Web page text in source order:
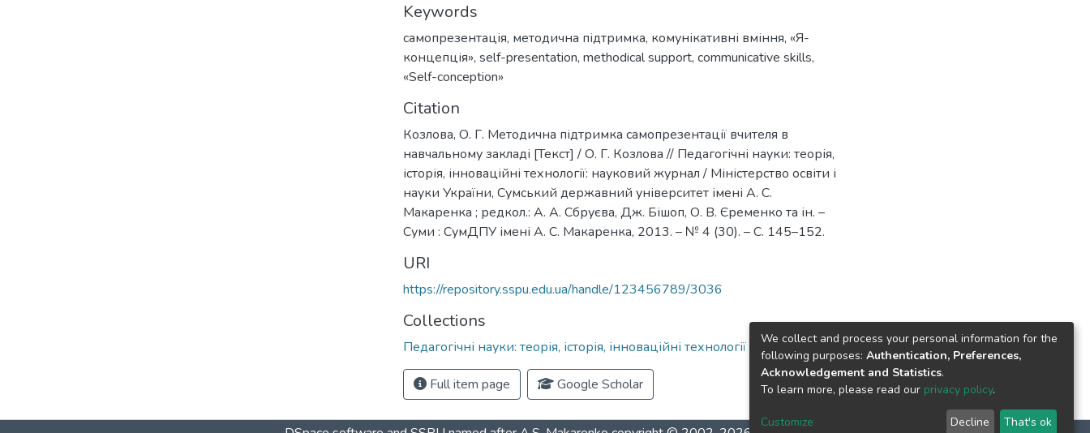
Keywords
самопрезентація, методична підтримка, комунікативні вміння, «Я-
концепція», self-presentation, methodical support, communicative skills,
«Self-conception»
Citation
Козлова, О. Г. Методична підтримка самопрезентації вчителя в
навчальному закладі [Текст] / О. Г. Козлова // Педагогічні науки: теорія,
історія, інноваційні технології: науковий журнал / Міністерство освіти і
науки України, Сумський державний університет імені А. С.
Макаренка ; редкол.: А. А. Сбруєва, Дж. Бішоп, О. В. Єременко та ін. –
Суми : СумДПУ імені А. С. Макаренка, 2013. – № 4 (30). – С. 145–152.
URI
https://repository.sspu.edu.ua/handle/123456789/3036
Collections
Педагогічні науки: теорія, історія, інноваційні технології
Full item page Google Scholar
We collect and process your personal information for the
following purposes: Authentication, Preferences,
Acknowledgement and Statistics.
To learn more, please read our privacy policy.
Customize Decline That's ok